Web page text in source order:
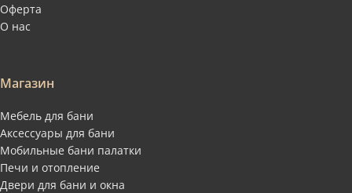
Оферта
О нас
Магазин
Мебель для бани
Аксессуары для бани
Мобильные бани палатки
Печи и отопление
Двери для бани и окна